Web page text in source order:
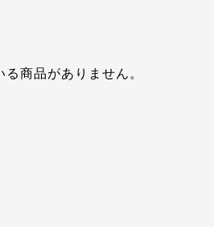
る商品がありません。